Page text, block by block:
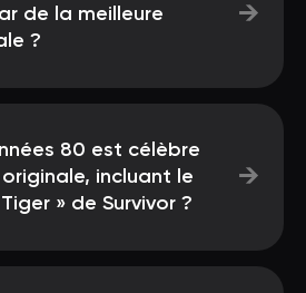
de la meilleure
?
→
80 est célèbre
incluant le
» de Survivor ?
→